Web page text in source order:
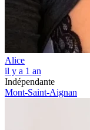
Alice
il y a 1 an
Indépendante
Mont-Saint-Aignan